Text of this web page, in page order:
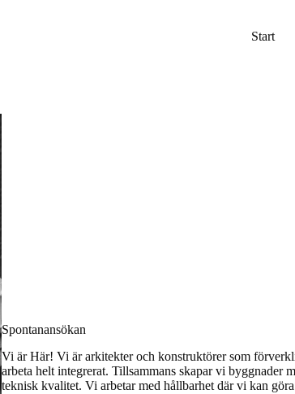
Start
Spontanansökan
Vi är Här! Vi är arkitekter och konstruktörer som
arbeta helt integrerat. Tillsammans skapar vi byggnader
teknisk kvalitet. Vi arbetar med hållbarhet där vi kan